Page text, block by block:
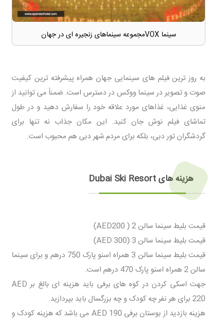
سینما VOXمجموعه سینماهای زنجیره ای در جهان
به روز ترین فیلم های سینمایی جهان همراه پیشرفته ترین کیفیت
صوت و تصویر در سینما ووکس در دسترس است. ضمناً می توانید از
منوی غذایی، غذاهای مورد علاقه خود را سفارش دهید و در طول
تماشای فیلم نوش جان کنید. این مکان جذاب نه تنها برای
گردشگران تور دبی، بلکه برای مردم شهر دبی هم محبوب است.
هزینه های Dubai Ski Resort
قیمت بلیط سینما سالن 2 ( AED200)
قیمت بلیط سینما سالن 3 (300 AED)
قیمت بلیط سینما سالن 3 همراه اسنو پارک 750 درهم و برای سینما
سالن 2 همراه اسنو پارک 470 درهم است.
جهت اسکی کردن در کوه های برفی باید هزینه ای بالغ بر AED
220 برای هر نفر چه کودک و چه بزرگسال باید بپردازید.
هزینه بازدید از بوستان برفی AED 190 می باشد که هزینه کودک و